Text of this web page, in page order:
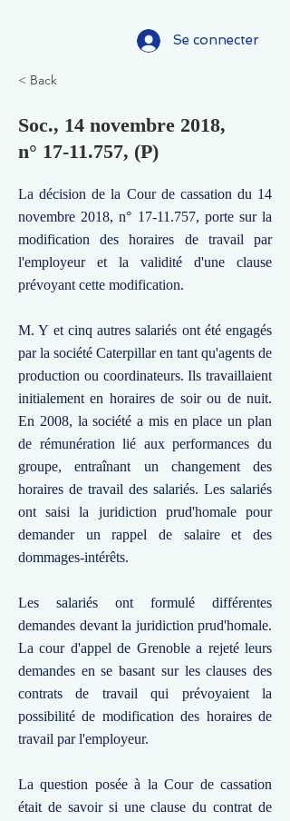
Se connecter
< Back
Soc., 14 novembre 2018,
n° 17-11.757, (P)
La décision de la Cour de cassation du 14
novembre 2018, n° 17-11.757, porte sur la
modification des horaires de travail par
l'employeur et la validité d'une clause
prévoyant cette modification.
M. Y et cinq autres salariés ont été engagés
par la société Caterpillar en tant qu'agents de
production ou coordinateurs. Ils travaillaient
initialement en horaires de soir ou de nuit.
En 2008, la société a mis en place un plan
de rémunération lié aux performances du
groupe, entraînant un changement des
horaires de travail des salariés. Les salariés
ont saisi la juridiction prud'homale pour
demander un rappel de salaire et des
dommages-intérêts.
Les salariés ont formulé différentes
demandes devant la juridiction prud'homale.
La cour d'appel de Grenoble a rejeté leurs
demandes en se basant sur les clauses des
contrats de travail qui prévoyaient la
possibilité de modification des horaires de
travail par l'employeur.
La question posée à la Cour de cassation
était de savoir si une clause du contrat de